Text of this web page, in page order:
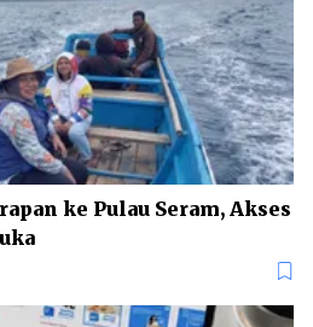
ke Pulau Seram, Akses